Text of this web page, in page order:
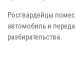
Росгвардейцы
автомобиль и
разбирательства.